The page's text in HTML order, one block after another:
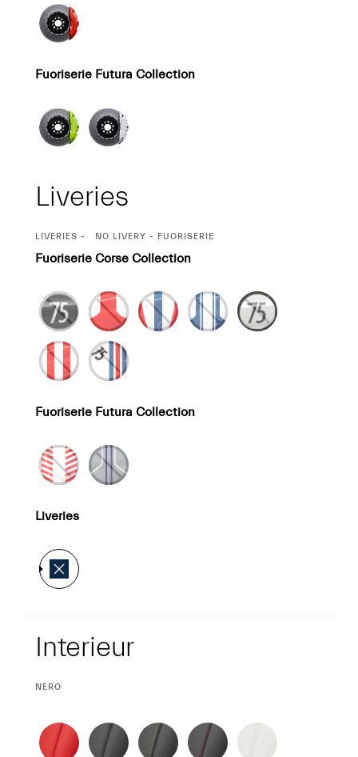
Fuoriserie Futura Collection
Liveries
CURRENT
LIVERIES NO LIVERY - FUORISERIE
Fuoriserie Corse Collection
Fuoriserie Futura Collection
Liveries
Interieur
Interieur
CURRENT
NERO